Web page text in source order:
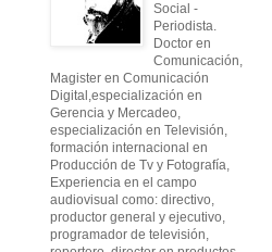
Social -
Periodista.
Doctor en
Comunicación,
Magister en Comunicación
Digital,especialización en
Gerencia y Mercadeo,
especialización en Televisión,
formación internacional en
Producción de Tv y Fotografía,
Experiencia en el campo
audiovisual como: directivo,
productor general y ejecutivo,
programador de televisión,